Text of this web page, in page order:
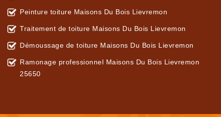
Peinture toiture Maisons Du Bois Lievremon
Traitement de toiture Maisons Du Bois Lievremon
Démoussage de toiture Maisons Du Bois Lievremon
Ramonage professionnel Maisons Du Bois Lievremon
25650